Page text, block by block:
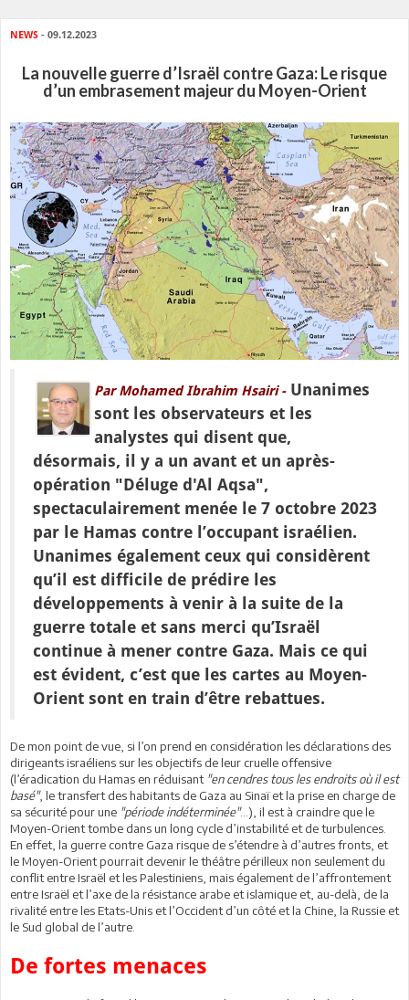
NEWS - 09.12.2023
La nouvelle guerre d’Israël contre Gaza: Le risque
d’un embrasement majeur du Moyen-Orient
Par Mohamed Ibrahim Hsairi -Unanimes
sont les observateurs et les
analystes qui disent que,
désormais, il y a un avant et un après-
opération "Déluge d'Al Aqsa",
spectaculairement menée le 7 octobre 2023
par le Hamas contre l’occupant israélien.
Unanimes également ceux qui considèrent
qu’il est difficile de prédire les
développements à venir à la suite de la
guerre totale et sans merci qu’Israël
continue à mener contre Gaza. Mais ce qui
est évident, c’est que les cartes au Moyen-
Orient sont en train d’être rebattues.
De mon point de vue, si l’on prend en considération les déclarations des
dirigeants israéliens sur les objectifs de leur cruelle offensive
(l’éradication du Hamas en réduisant "en cendres tous les endroits où il est
basé", le transfert des habitants de Gaza au Sinaï et la prise en charge de
sa sécurité pour une "période indéterminée"…), il est à craindre que le
Moyen-Orient tombe dans un long cycle d’instabilité et de turbulences.
En effet, la guerre contre Gaza risque de s’étendre à d’autres fronts, et
le Moyen-Orient pourrait devenir le théâtre périlleux non seulement du
conflit entre Israël et les Palestiniens, mais également de l’affrontement
entre Israël et l’axe de la résistance arabe et islamique et, au-delà, de la
rivalité entre les Etats-Unis et l’Occident d’un côté et la Chine, la Russie et
le Sud global de l’autre.
De fortes menaces